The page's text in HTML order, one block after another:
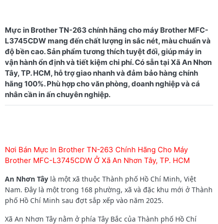
Mực in Brother TN-263 chính hãng cho máy Brother MFC-
L3745CDW mang đến chất lượng in sắc nét, màu chuẩn và
độ bền cao. Sản phẩm tương thích tuyệt đối, giúp máy in
vận hành ổn định và tiết kiệm chi phí. Có sẵn tại Xã An Nhơn
Tây, TP. HCM, hỗ trợ giao nhanh và đảm bảo hàng chính
hãng 100%. Phù hợp cho văn phòng, doanh nghiệp và cá
Nơi Bán Mực In Brother TN-263 Chính Hãng Cho Máy
Brother MFC-L3745CDW Ở Xã An Nhơn Tây, TP. HCM
An Nhơn Tây là một xã thuộc Thành phố Hồ Chí Minh, Việt
Nam. Đây là một trong 168 phường, xã và đặc khu mới ở Thành
phố Hồ Chí Minh sau đợt sắp xếp vào năm 2025.
Xã An Nhơn Tây nằm ở phía Tây Bắc của Thành phố Hồ Chí